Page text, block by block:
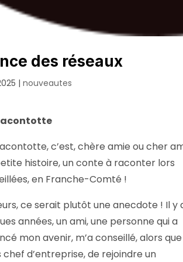
des réseaux
|nouveautes
c’est, chère amie ou cher
histoire, un conte à raconter lors
en Franche-Comté !
ce serait plutôt une anecdote ! Il y
années, un ami, une personne qui a
mon avenir, m’a conseillé, alors que
chef d’entreprise, de rejoindre un